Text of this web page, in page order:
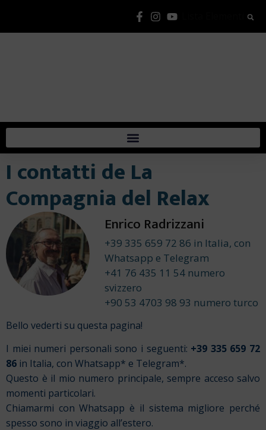
I contatti de La
Compagnia del Relax
Enrico Radrizzani
+39 335 659 72 86 in Italia, con
Whatsapp e Telegram
+41 76 435 11 54 numero
svizzero
+90 53 4703 98 93 numero turco
Bello vederti su questa pagina!
I miei numeri personali sono i seguenti: +39 335 659 72
86 in Italia, con Whatsapp* e Telegram*.
Questo è il mio numero principale, sempre acceso salvo
momenti particolari.
Chiamarmi con Whatsapp è il sistema migliore perché
spesso sono in viaggio all’estero.